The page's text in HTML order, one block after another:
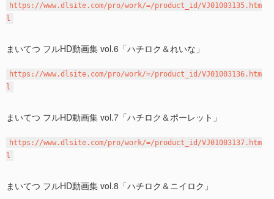
https://www.dlsite.com/pro/work/=/product_id/VJ01003135.htm
l
まいてつ フルHD動画集 vol.6「ハチロク＆れいな」
https://www.dlsite.com/pro/work/=/product_id/VJ01003136.htm
l
まいてつ フルHD動画集 vol.7「ハチロク＆ポーレット」
https://www.dlsite.com/pro/work/=/product_id/VJ01003137.htm
l
まいてつ フルHD動画集 vol.8「ハチロク＆ニイロク」